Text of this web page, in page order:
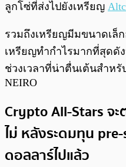
ลูกโซ่ที่ส่งไปยังเหรียญ
รวมถึงเหรียญมีมขนาดเล็
เหรียญทำกำไรมากที่สุดดั
ช่วงเวลาที่น่าตื่นเต้นสำห
NEIRO
Crypto All-Stars จะ
ไม่ หลังระดมทุน
ดอลลาร์ไปแล้ว